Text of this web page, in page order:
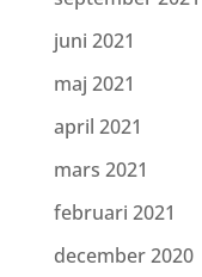
juni 2021
maj 2021
april 2021
mars 2021
februari 2021
december 2020